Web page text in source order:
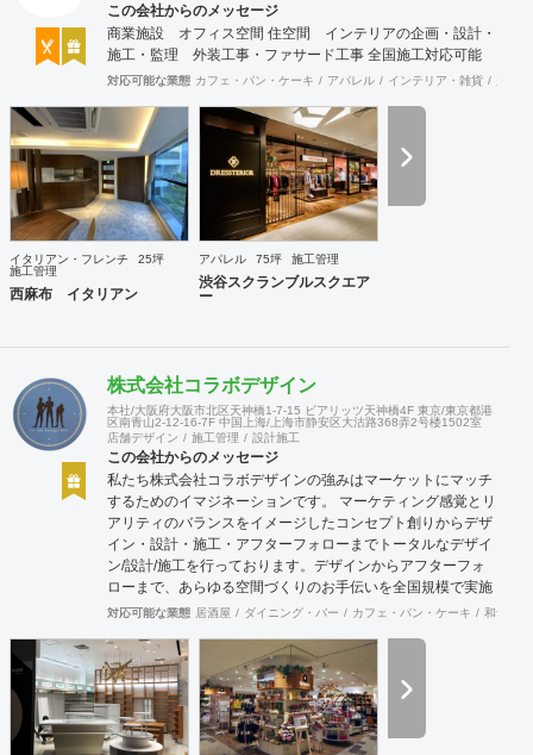
この会社からのメッセージ
商業施設 オフィス空間 住空間 インテリアの企画・設計・
施工・監理 外装工事・ファサード工事 全国施工対応可能
対応可能な業態 カフェ・パン・ケーキ アパレル インテリア・雑貨
イタリアン・フレンチ
25坪
施工管理
西麻布 イタリアン
アパレル 75坪 施工管理
渋谷スクランブルスクエア
ー
株式会社コラボデザイン
本社/大阪府大阪市北区天神橋1-7-15 ビアリッツ天神橋4F 東京/東京都港
区南青山2-12-16-7F 中国上海/上海市静安区大沽路368弄2号楼1502室
店舗デザイン
施工管理 設計施工
この会社からのメッセージ
私たち株式会社コラボデザインの強みはマーケットにマッチ
するためのイマジネーションです。 マーケティング感覚とリ
アリティのバランスをイメージしたコンセプト創りからデザ
イン・設計・施工・アフターフォローまでトータルなデザイ
ン/設計/施工を行っております。デザインからアフターフォ
ローまで、あらゆる空間づくりのお手伝いを全国規模で実施
できます。上海にもオフィスがございますので、中国での実
対応可能な業態 居酒屋 ダイニング・バー カフェ・パン・ケーキ 和食・